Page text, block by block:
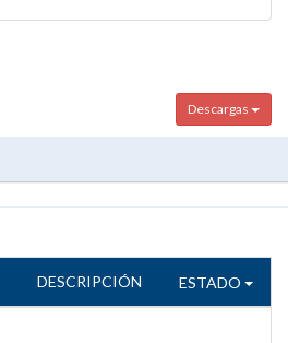
Descargas
DESCRIPCIÓN ESTADO